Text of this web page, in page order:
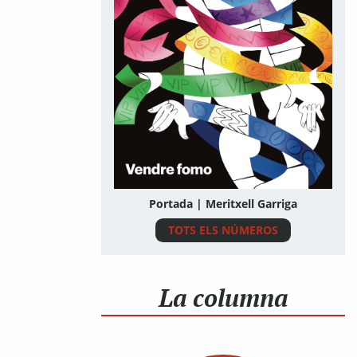
Portada | Meritxell Garriga
TOTS ELS NÚMEROS
La columna